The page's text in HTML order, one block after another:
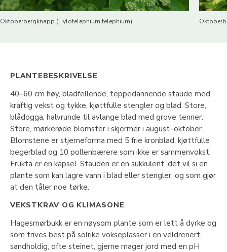
Oktoberbergknapp (Hylotelephium telephium)
PLANTEBESKRIVELSE
40–60 cm høy, bladfellende, teppedannende staude med
kraftig vekst og tykke, kjøttfulle stengler og blad. Store,
blådogga, halvrunde til avlange blad med grove tenner.
Store, mørkerøde blomster i skjermer i august–oktober.
Blomstene er stjerneforma med 5 frie kronblad, kjøttfulle
begerblad og 10 pollenbærere som ikke er sammenvokst.
Frukta er en kapsel. Stauden er en sukkulent, det vil si en
plante som kan lagre vann i blad eller stengler, og som gjør
at den tåler noe tørke.
VEKSTKRAV OG KLIMASONE
Hagesmørbukk er en nøysom plante som er lett å dyrke og
som trives best på solrike vokseplasser i en veldrenert,
sandholdig, ofte steinet, gjerne mager jord med en pH